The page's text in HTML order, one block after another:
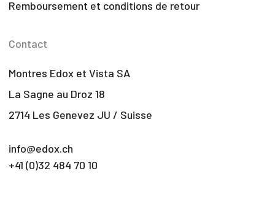
Remboursement et conditions de retour
Contact
Montres Edox et Vista SA
La Sagne au Droz 18
2714 Les Genevez JU / Suisse
info@edox.ch
+41 (0)32 484 70 10